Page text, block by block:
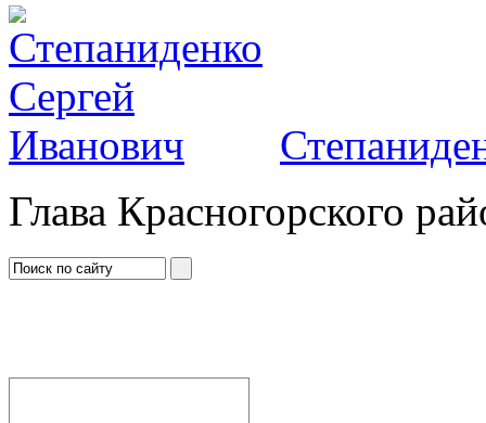
Глава Красногорского